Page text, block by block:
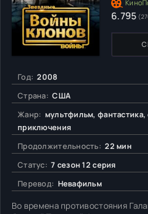
Год: 2008
Страна: США
Жанр: мультфильм,
приключения
Продолжительность: 22 мин
Статус: 7 сезон 12 серия
Перевод: Невафильм
Во времена противостояния
6.795